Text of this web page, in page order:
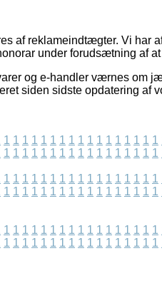
af reklameindtægter. Vi har
under forudsætning af
og e-handler værnes om
siden sidste opdatering af
1 1 1 1 1 1 1 1 1 1 1 1 1 1 1 1 1
1 1 1 1 1 1 1 1 1 1 1 1 1 1 1 1 1
1 1 1 1 1 1 1 1 1 1 1 1 1 1 1 1 1
1 1 1 1 1 1 1 1 1 1 1 1 1 1 1 1 1
1 1 1 1 1 1 1 1 1 1 1 1 1 1 1 1 1
1 1 1 1 1 1 1 1 1 1 1 1 1 1 1 1 1